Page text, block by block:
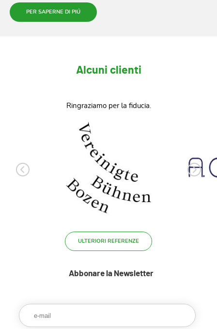
PER SAPERNE DI PIÚ
Alcuni clienti
Ringraziamo per la fiducia.
ULTERIORI REFERENZE
Abbonare la Newsletter